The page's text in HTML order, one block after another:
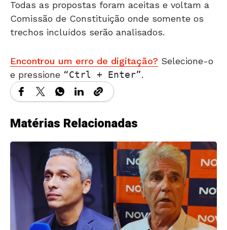
Todas as propostas foram aceitas e voltam a
Comissão de Constituição onde somente os
trechos incluídos serão analisados.
Encontrou um erro de digitação? Selecione-o
e pressione
Ctrl + Enter .
Matérias Relacionadas